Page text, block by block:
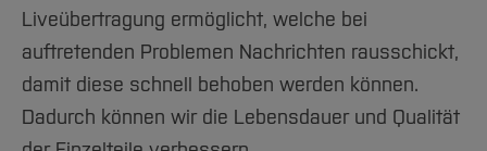
Liveübertragung ermöglicht, welche bei
auftretenden Problemen Nachrichten rausschickt,
damit diese schnell behoben werden können.
Dadurch können wir die Lebensdauer und Qualität